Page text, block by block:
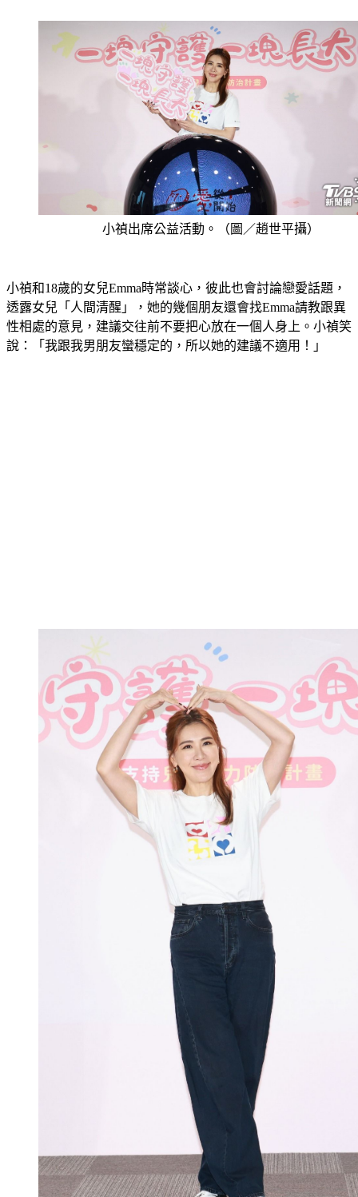
小禎和18歲的女兒Emma時常談心，彼此也會討論戀愛話題，
透露女兒「人間清醒」，她的幾個朋友還會找Emma請教跟異
性相處的意見，建議交往前不要把心放在一個人身上。小禎笑